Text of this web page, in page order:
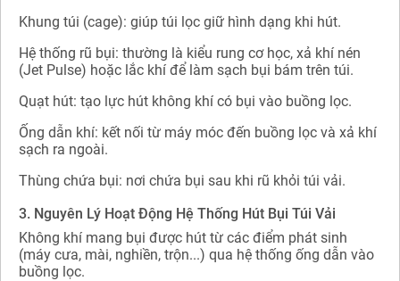
Khung túi (cage): giúp túi lọc giữ hình dạng khi hút.
Hệ thống rũ bụi: thường là kiểu rung cơ học, xả khí nén
(Jet Pulse) hoặc lắc khí để làm sạch bụi bám trên túi.
Quạt hút: tạo lực hút không khí có bụi vào buồng lọc.
Ống dẫn khí: kết nối từ máy móc đến buồng lọc và xả khí
sạch ra ngoài.
Thùng chứa bụi: nơi chứa bụi sau khi rũ khỏi túi vải.
3. Nguyên Lý Hoạt Động Hệ Thống Hút Bụi Túi Vải
Không khí mang bụi được hút từ các điểm phát sinh
(máy cưa, mài, nghiền, trộn...) qua hệ thống ống dẫn vào
buồng lọc.